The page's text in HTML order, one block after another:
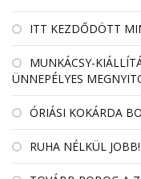
ITT KEZDŐDÖTT
MUNKÁCSY-
ÜNNEPÉLYES
ÓRIÁSI KOKÁRDA
RUHA NÉLKÜL JOBB!